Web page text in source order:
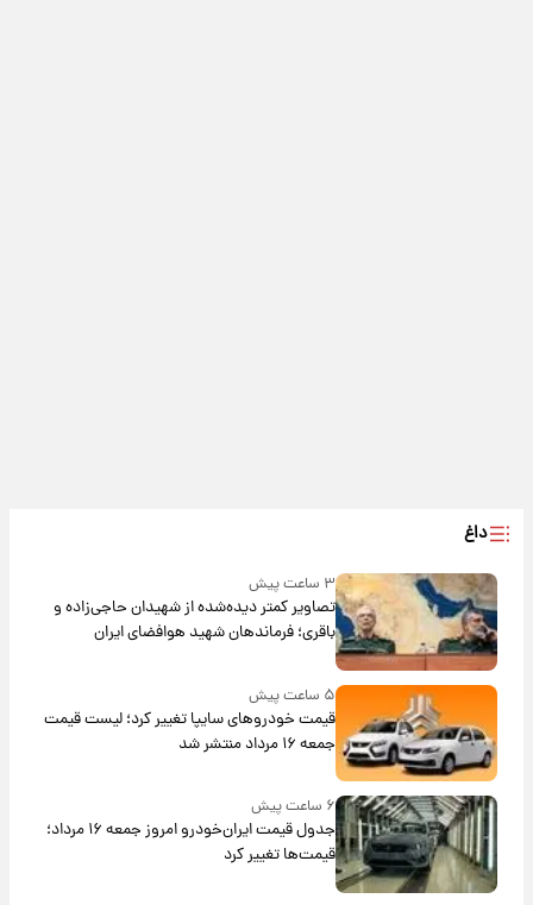
داغ
۳ ساعت پیش
تصاویر کمتر دیده‌شده از شهیدان حاجی‌زاده و
باقری؛ فرماندهان شهید هوافضای ایران
۵ ساعت پیش
قیمت خودروهای سایپا تغییر کرد؛ لیست قیمت
جمعه ۱۶ مرداد منتشر شد
۶ ساعت پیش
جدول قیمت ایران‌خودرو امروز جمعه ۱۶ مرداد؛
قیمت‌ها تغییر کرد